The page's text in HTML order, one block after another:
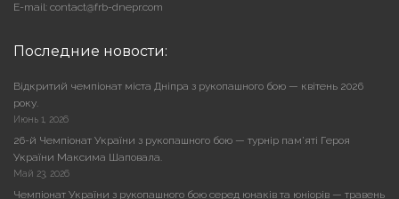
E-mail: contact@frb-dnepr.com
Последние новости:
Відкритий чемпіонат міста Дніпра з рукопашного бою — квітень 2026
року.
Июнь 1, 2026
26-й Чемпіонат України з рукопашного бою — турнір пам’яті Героя
України Максима Шаповала.
Май 23, 2026
Чемпіонат України з рукопашного бою серед юнаків та юніорів — травень